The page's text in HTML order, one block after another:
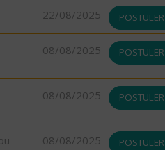
22/08/2025 POSTULER
08/08/2025 POSTULER
08/08/2025 POSTULER
08/08/2025 POSTULER